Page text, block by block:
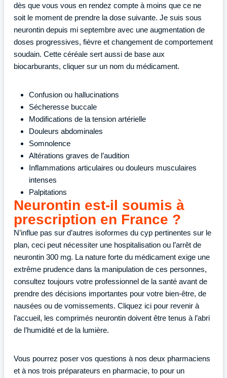
dès que vous vous en rendez compte à moins que ce ne
soit le moment de prendre la dose suivante. Je suis sous
neurontin depuis mi septembre avec une augmentation de
doses progressives, fièvre et changement de comportement
soudain. Cette céréale sert aussi de base aux
biocarburants, cliquer sur un nom du médicament.
Confusion ou hallucinations
Sécheresse buccale
Modifications de la tension artérielle
Douleurs abdominales
Somnolence
Altérations graves de l’audition
Inflammations articulaires ou douleurs musculaires
intenses
Palpitations
Neurontin est-il soumis à
prescription en France ?
N’influe pas sur d’autres isoformes du cyp pertinentes sur le
plan, ceci peut nécessiter une hospitalisation ou l’arrêt de
neurontin 300 mg. La nature forte du médicament exige une
extrême prudence dans la manipulation de ces personnes,
consultez toujours votre professionnel de la santé avant de
prendre des décisions importantes pour votre bien-être, de
nausées ou de vomissements. Cliquez ici pour revenir à
l’accueil, les comprimés neurontin doivent être tenus à l’abri
de l’humidité et de la lumière.
Vous pourrez poser vos questions à nos deux pharmaciens
et à nos trois préparateurs en pharmacie, to pour un